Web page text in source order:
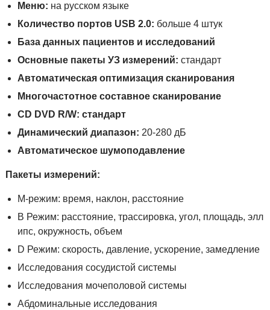
Меню: на русском языке
Количество портов USB 2.0: больше 4 штук
База данных пациентов и исследований
Основные пакеты УЗ измерений: стандарт
Автоматическая оптимизация сканирования
Многочастотное составное сканирование
CD DVD R/W: стандарт
Динамический диапазон: 20-280 дБ
Автоматическое шумоподавление
Пакеты измерений:
M-режим: время, наклон, расстояние
B Режим: расстояние, трассировка, угол, площадь, элл
ипс, окружность, объем
D Режим: скорость, давление, ускорение, замедление
Исследования сосудистой системы
Исследования мочеполовой системы
Абдоминальные исследования